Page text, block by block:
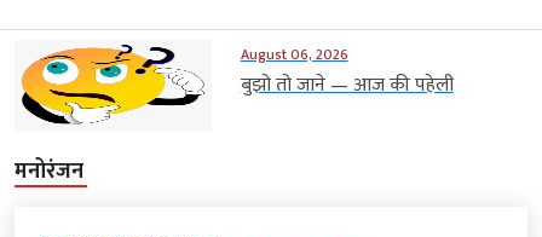
August 06, 2026
बुझो तो जाने — आज की पहेली
मनोरंजन